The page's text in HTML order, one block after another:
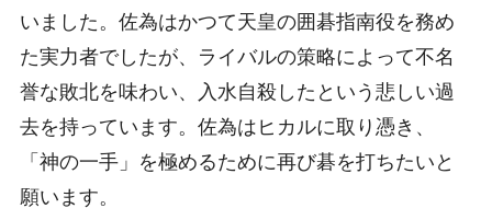
いました。佐為はかつて天皇の囲碁指南役を務め
た実力者でしたが、ライバルの策略によって不名
誉な敗北を味わい、入水自殺したという悲しい過
去を持っています。佐為はヒカルに取り憑き、
「神の一手」を極めるために再び碁を打ちたいと
願います。